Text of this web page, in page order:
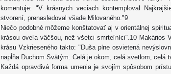
komentuje: "V krásnych veciach kontemploval
stvorení, prenasledoval všade Milovaného."9
Niečo podobné môžeme konštatovať aj v orientálnej
krásou oveľa väčšou, než všetci smrteľníci".10 Makários
krásu Vzkrieseného takto: "Duša plne osvietená
napĺňa Duchom Svätým. Celá je okom, celá svetlom, celá
Každá opravdivá forma umenia je svojím spôsobom